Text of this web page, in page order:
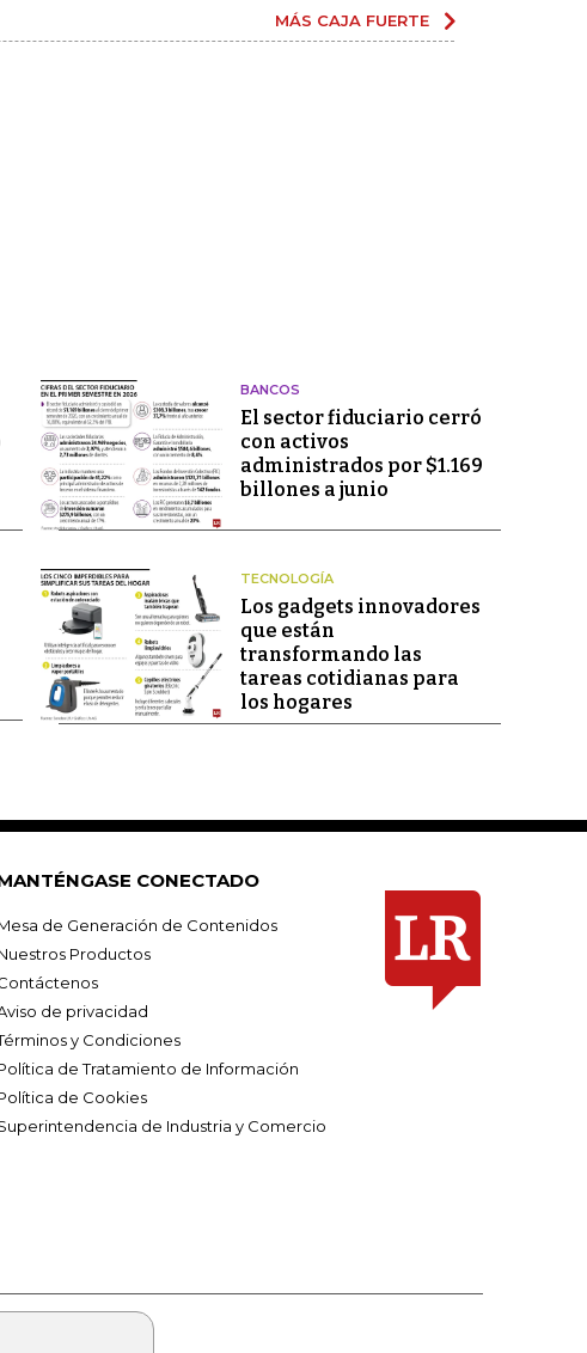
MÁS CAJA FUERTE
BANCOS
El sector fiduciario cerró
con activos
administrados por $1.169
billones a junio
TECNOLOGÍA
Los gadgets innovadores
que están
transformando las
tareas cotidianas para
los hogares
CONECTADO
de Generación de Contenidos
Productos
de privacidad
y Condiciones
de Tratamiento de Información
de Cookies
de Industria y Comercio